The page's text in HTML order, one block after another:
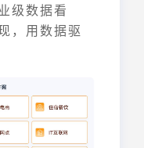
级数据看
，用数据驱